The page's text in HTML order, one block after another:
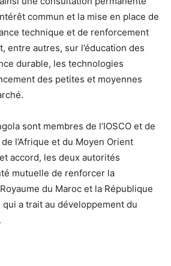
commun et la mise en place de
technique et de renforcement
entre autres, sur l’éducation des
durable, les technologies
des petites et moyennes
sont membres de l’IOSCO et de
l’Afrique et du Moyen Orient
accord, les deux autorités
mutuelle de renforcer la
du Maroc et la République
qui a trait au développement du